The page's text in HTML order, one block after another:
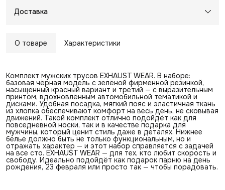
Доставка
О товаре Характеристики
Комплект мужских трусов EXHAUST WEAR. В наборе:
базовая чёрная модель с зелёной фирменной резинкой,
насыщенный красный вариант и третий — с выразительным
принтом, вдохновлённым автомобильной тематикой и
дисками. Удобная посадка, мягкий пояс и эластичная ткань
из хлопка обеспечивают комфорт на весь день, не сковывая
движений. Такой комплект отлично подойдёт как для
повседневной носки, так и в качестве подарка для
мужчины, который ценит стиль даже в деталях. Нижнее
белье должно быть не только функциональным, но и
отражать характер — и этот набор справляется с задачей
на все сто. EXHAUST WEAR — для тех, кто любит скорость и
свободу. Идеально подойдёт как подарок парню на день
рождения, 23 февраля или просто так — чтобы порадовать.